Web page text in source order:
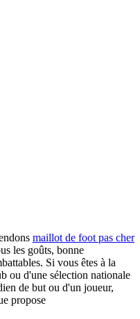
maillot de foot pas cher
les goûts, bonne
Si vous êtes à la
ou d'une sélection nationale
de but ou d'un joueur,
propose